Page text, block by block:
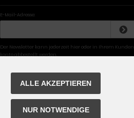
E-Mail-Adresse:
Der Newsletter kann jederzeit hier oder in Ihrem Kunden
konto abbestellt werden.
ALLE AKZEPTIEREN
NUR NOTWENDIGE